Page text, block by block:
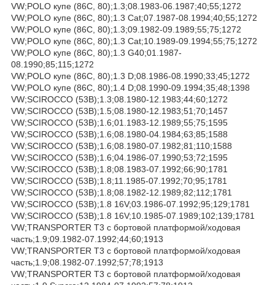
VW;POLO купе (86C, 80);1.3;08.1983-06.1987;40;55;1272
VW;POLO купе (86C, 80);1.3 Cat;07.1987-08.1994;40;55;1272
VW;POLO купе (86C, 80);1.3;09.1982-09.1989;55;75;1272
VW;POLO купе (86C, 80);1.3 Cat;10.1989-09.1994;55;75;1272
VW;POLO купе (86C, 80);1.3 G40;01.1987-
08.1990;85;115;1272
VW;POLO купе (86C, 80);1.3 D;08.1986-08.1990;33;45;1272
VW;POLO купе (86C, 80);1.4 D;08.1990-09.1994;35;48;1398
VW;SCIROCCO (53B);1.3;08.1980-12.1983;44;60;1272
VW;SCIROCCO (53B);1.5;08.1980-12.1983;51;70;1457
VW;SCIROCCO (53B);1.6;01.1983-12.1989;55;75;1595
VW;SCIROCCO (53B);1.6;08.1980-04.1984;63;85;1588
VW;SCIROCCO (53B);1.6;08.1980-07.1982;81;110;1588
VW;SCIROCCO (53B);1.6;04.1986-07.1990;53;72;1595
VW;SCIROCCO (53B);1.8;08.1983-07.1992;66;90;1781
VW;SCIROCCO (53B);1.8;11.1985-07.1992;70;95;1781
VW;SCIROCCO (53B);1.8;08.1982-12.1989;82;112;1781
VW;SCIROCCO (53B);1.8 16V;03.1986-07.1992;95;129;1781
VW;SCIROCCO (53B);1.8 16V;10.1985-07.1989;102;139;1781
VW;TRANSPORTER T3 c бортовой платформой/ходовая
часть;1.9;09.1982-07.1992;44;60;1913
VW;TRANSPORTER T3 c бортовой платформой/ходовая
часть;1.9;08.1982-07.1992;57;78;1913
VW;TRANSPORTER T3 c бортовой платформой/ходовая